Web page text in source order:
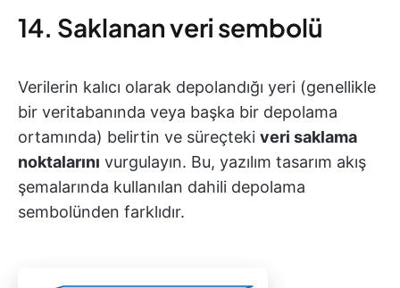
14. Saklanan veri sembolü
Verilerin kalıcı olarak depolandığı yeri (genellikle
bir veritabanında veya başka bir depolama
ortamında) belirtin ve süreçteki veri saklama
noktalarını vurgulayın. Bu, yazılım tasarım akış
şemalarında kullanılan dahili depolama
sembolünden farklıdır.